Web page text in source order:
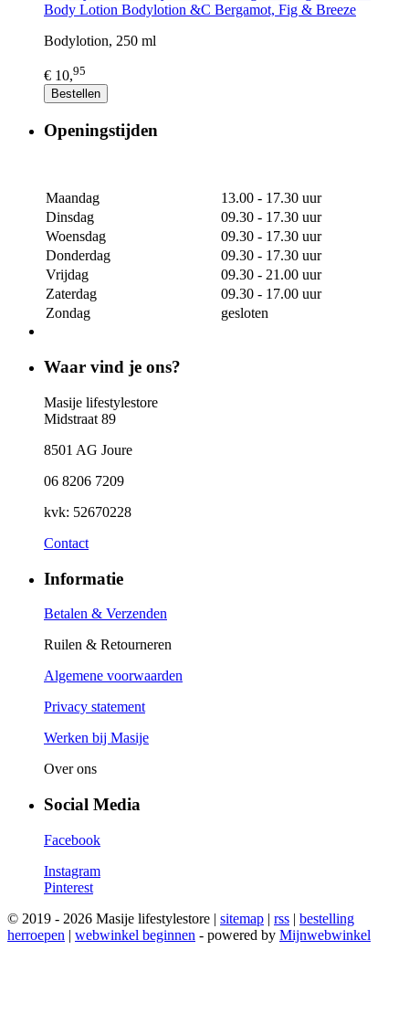
Body Lotion Bodylotion &C Bergamot, Fig & Breeze
Bodylotion, 250 ml
€ 10,95
Bestellen
Openingstijden
Maandag
13.00 - 17.30 uur
Dinsdag
09.30 - 17.30 uur
Woensdag
09.30 - 17.30 uur
Donderdag
09.30 - 17.30 uur
Vrijdag
09.30 - 21.00 uur
Zaterdag
09.30 - 17.00 uur
Zondag
gesloten
Waar vind je ons?
Masije lifestylestore
Midstraat 89
8501 AG Joure
06 8206 7209
kvk: 52670228
Contact
Informatie
Betalen & Verzenden
Ruilen & Retourneren
Algemene voorwaarden
Privacy statement
Werken bij Masije
Over ons
Social Media
Facebook
Instagram
Pinterest
© 2019 - 2026 Masije lifestylestore | sitemap | rss | bestelling
herroepen | webwinkel beginnen - powered by Mijnwebwinkel